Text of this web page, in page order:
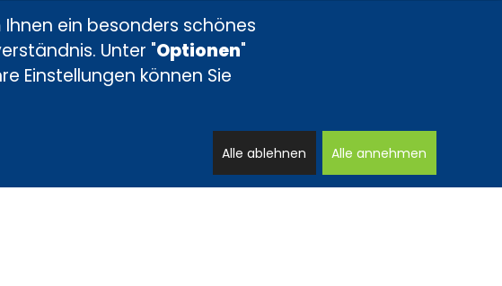
ein besonders schönes
Unter "Optionen"
Einstellungen können Sie
Alle ablehnen Alle annehmen